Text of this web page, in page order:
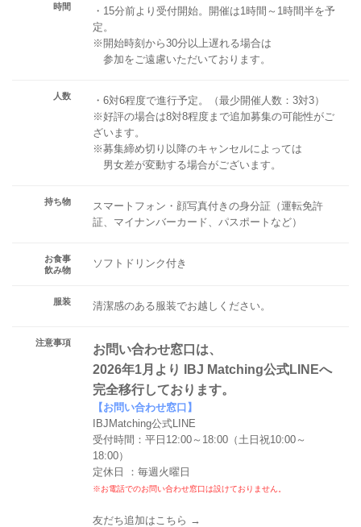
時間
・15分前より受付開始。開催は1時間～1時間半を予
定。
※開始時刻から30分以上遅れる場合は
参加をご遠慮いただいております。
人数
・6対6程度で進行予定。（最少開催人数：3対3）
※好評の場合は8対8程度まで追加募集の可能性がご
ざいます。
※募集締め切り以降のキャンセルによっては
男女差が変動する場合がございます。
持ち物
スマートフォン・顔写真付きの身分証（運転免許
証、マイナンバーカード、パスポートなど）
お食事
飲み物
ソフトドリンク付き
服装 清潔感のある服装でお越しください。
注意事項
お問い合わせ窓口は、
2026年1月より IBJ Matching公式LINEへ
完全移行しております。
【お問い合わせ窓口】
IBJMatching公式LINE
受付時間：平日12:00～18:00（土日祝10:00～
18:00）
定休日 ：毎週火曜日
※お電話でのお問い合わせ窓口は設けておりません。
友だち追加はこちら →